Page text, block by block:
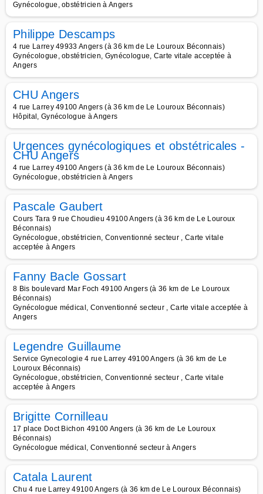
Gynécologue, obstétricien à Angers
Philippe Descamps
4 rue Larrey 49933 Angers (à 36 km de Le Louroux Béconnais)
Gynécologue, obstétricien, Gynécologue, Carte vitale acceptée à
Angers
CHU Angers
4 rue Larrey 49100 Angers (à 36 km de Le Louroux Béconnais)
Hôpital, Gynécologue à Angers
Urgences gynécologiques et obstétricales -
CHU Angers
4 rue Larrey 49100 Angers (à 36 km de Le Louroux Béconnais)
Gynécologue, obstétricien à Angers
Pascale Gaubert
Cours Tara 9 rue Choudieu 49100 Angers (à 36 km de Le Louroux
Béconnais)
Gynécologue, obstétricien, Conventionné secteur , Carte vitale
acceptée à Angers
Fanny Bacle Gossart
8 Bis boulevard Mar Foch 49100 Angers (à 36 km de Le Louroux
Béconnais)
Gynécologue médical, Conventionné secteur , Carte vitale acceptée à
Angers
Legendre Guillaume
Service Gynecologie 4 rue Larrey 49100 Angers (à 36 km de Le
Louroux Béconnais)
Gynécologue, obstétricien, Conventionné secteur , Carte vitale
acceptée à Angers
Brigitte Cornilleau
17 place Doct Bichon 49100 Angers (à 36 km de Le Louroux
Béconnais)
Gynécologue médical, Conventionné secteur à Angers
Catala Laurent
Chu 4 rue Larrey 49100 Angers (à 36 km de Le Louroux Béconnais)